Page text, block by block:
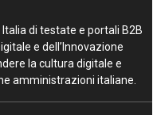
di testate e portali B2B
e dell’Innovazione
la cultura digitale e
amministrazioni italiane.